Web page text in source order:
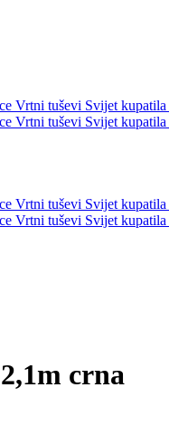
Vrtni tuševi Svijet kupatila
Vrtni tuševi Svijet kupatila
Vrtni tuševi Svijet kupatila
Vrtni tuševi Svijet kupatila
crna